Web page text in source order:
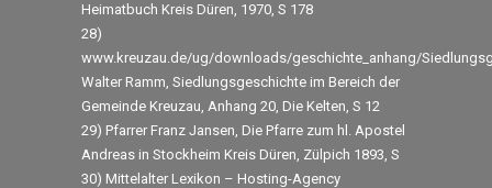
Heimatbuch Kreis Düren, 1970, S 178
28)
www.kreuzau.de/ug/downloads/geschichte_anhang/
Walter Ramm, Siedlungsgeschichte im Bereich der
Gemeinde Kreuzau, Anhang 20, Die Kelten, S 12
29) Pfarrer Franz Jansen, Die Pfarre zum hl. Apostel
Andreas in Stockheim Kreis Düren, Zülpich 1893, S
30) Mittelalter Lexikon – Hosting-Agency